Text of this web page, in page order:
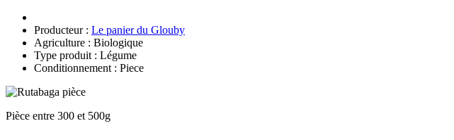
Producteur : Le panier du Glouby
Agriculture : Biologique
Type produit : Légume
Conditionnement : Piece
Pièce entre 300 et 500g